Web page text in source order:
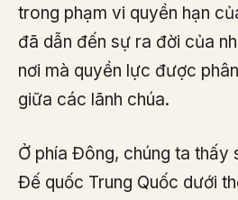
trong phạm vi quyền hạn
đã dẫn đến sự ra đời của
nơi mà quyền lực được
giữa các lãnh chúa.
Ở phía Đông, chúng ta thấy
Đế quốc Trung Quốc dưới